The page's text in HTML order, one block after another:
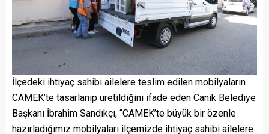
İlçedeki ihtiyaç sahibi ailelere teslim edilen mobilyaların
CAMEK’te tasarlanıp üretildiğini ifade eden Canik Belediye
Başkanı İbrahim Sandıkçı, “CAMEK’te büyük bir özenle
hazırladığımız mobilyaları ilçemizde ihtiyaç sahibi ailelere